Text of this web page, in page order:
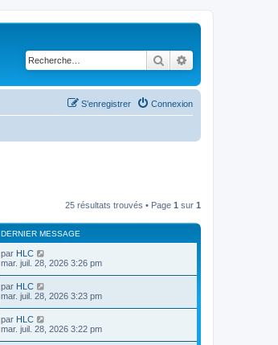
Rechercher
Connexion
S’enregistrer
25 résultats trouvés • Page 1 sur 1
DERNIER MESSAGE
par HLC
mar. juil. 28, 2026 3:26 pm
par HLC
mar. juil. 28, 2026 3:23 pm
par HLC
mar. juil. 28, 2026 3:22 pm